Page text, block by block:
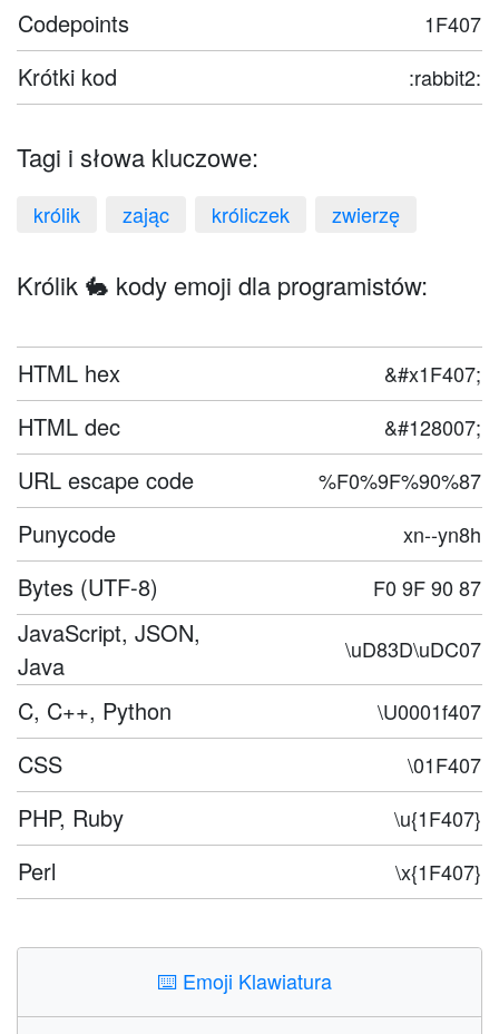
Codepoints 1F407
Krótki kod :rabbit2:
Tagi i słowa kluczowe:
królik zając króliczek zwierzę
Królik 🐇 kody emoji dla programistów:
HTML hex &#x1F407;
HTML dec &#128007;
URL escape code %F0%9F%90%87
Punycode xn--yn8h
Bytes (UTF-8) F0 9F 90 87
JavaScript, JSON,
Java
\uD83D\uDC07
C, C++, Python \U0001f407
CSS \01F407
PHP, Ruby \u{1F407}
Perl \x{1F407}
⌨️ Emoji Klawiatura